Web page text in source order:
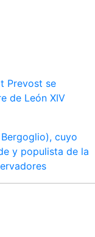
Prevost se
de León XIV
cuyo
y populista de la